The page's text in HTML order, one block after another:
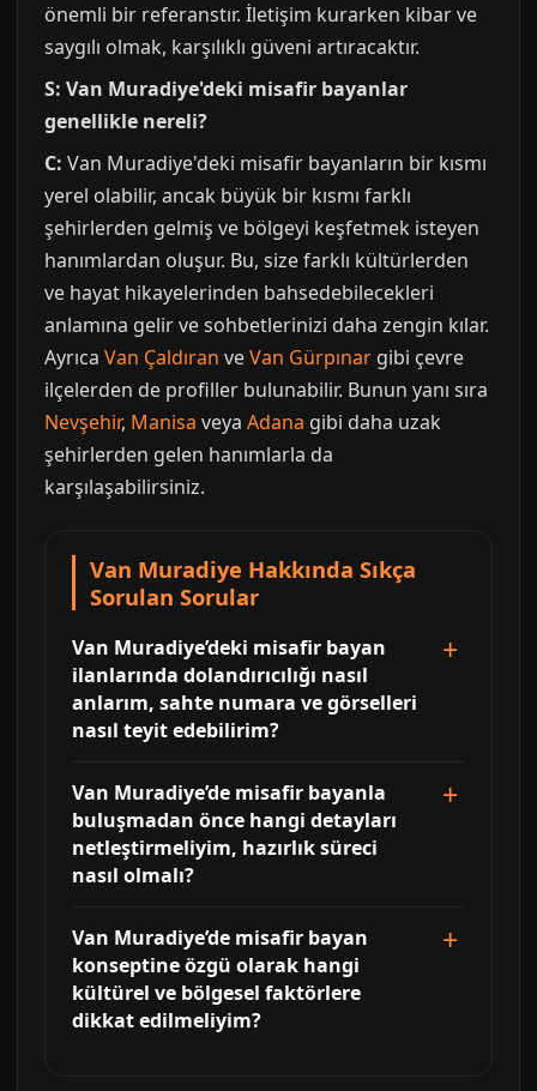
önemli bir referanstır. İletişim kurarken kibar ve
saygılı olmak, karşılıklı güveni artıracaktır.
S: Van Muradiye'deki misafir bayanlar
genellikle nereli?
C: Van Muradiye'deki misafir bayanların bir kısmı
yerel olabilir, ancak büyük bir kısmı farklı
şehirlerden gelmiş ve bölgeyi keşfetmek isteyen
hanımlardan oluşur. Bu, size farklı kültürlerden
ve hayat hikayelerinden bahsedebilecekleri
anlamına gelir ve sohbetlerinizi daha zengin kılar.
Ayrıca Van Çaldıran veVan Gürpınar gibi çevre
ilçelerden de profiller bulunabilir. Bunun yanı sıra
Nevşehir, Manisa veya Adana gibi daha uzak
şehirlerden gelen hanımlarla da
karşılaşabilirsiniz.
Van Muradiye Hakkında Sıkça
Sorulan Sorular
Van Muradiye’deki misafir bayan
ilanlarında dolandırıcılığı nasıl
anlarım, sahte numara ve görselleri
nasıl teyit edebilirim?
Van Muradiye’de misafir bayanla
buluşmadan önce hangi detayları
netleştirmeliyim, hazırlık süreci
nasıl olmalı?
Van Muradiye’de misafir bayan
konseptine özgü olarak hangi
kültürel ve bölgesel faktörlere
dikkat edilmeliyim?